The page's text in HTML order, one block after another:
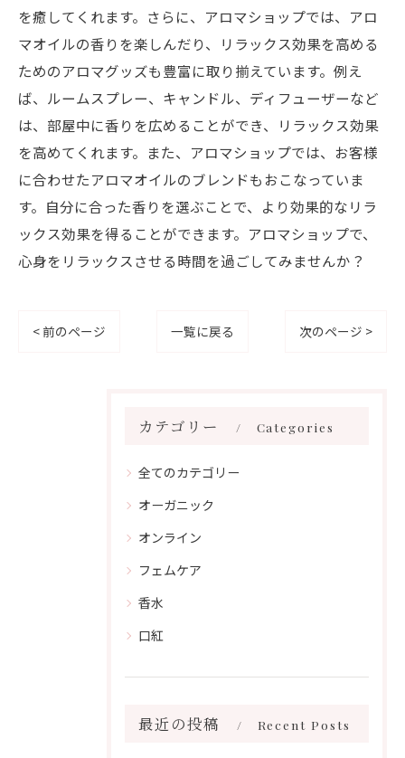
を癒してくれます。さらに、アロマショップでは、アロ
マオイルの香りを楽しんだり、リラックス効果を高める
ためのアロマグッズも豊富に取り揃えています。例え
ば、ルームスプレー、キャンドル、ディフューザーなど
は、部屋中に香りを広めることができ、リラックス効果
を高めてくれます。また、アロマショップでは、お客様
に合わせたアロマオイルのブレンドもおこなっていま
す。自分に合った香りを選ぶことで、より効果的なリラ
ックス効果を得ることができます。アロマショップで、
心身をリラックスさせる時間を過ごしてみませんか？
< 前のページ 一覧に戻る 次のページ >
カテゴリー Categories
全てのカテゴリー
オーガニック
オンライン
フェムケア
香水
口紅
最近の投稿 Recent Posts